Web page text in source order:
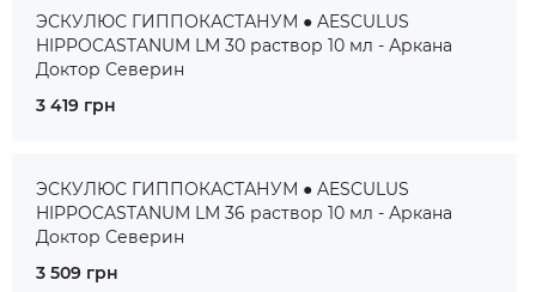
ЭСКУЛЮС ГИППОКАСТАНУМ ● AESCULUS
HIPPOCASTANUM LM 30 раствор 10 мл - Аркана
Доктор Северин
3 419 грн
ЭСКУЛЮС ГИППОКАСТАНУМ ● AESCULUS
HIPPOCASTANUM LM 36 раствор 10 мл - Аркана
Доктор Северин
3 509 грн